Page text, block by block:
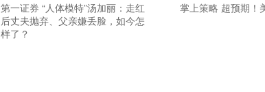
第一证券 “人体模特”汤加丽：走红
后丈夫抛弃、父亲嫌丢脸，如今怎
样了？
掌上策略 超预期！